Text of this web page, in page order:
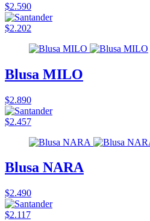
$2.590
$2.202
Blusa MILO
$2.890
$2.457
Blusa NARA
$2.490
$2.117